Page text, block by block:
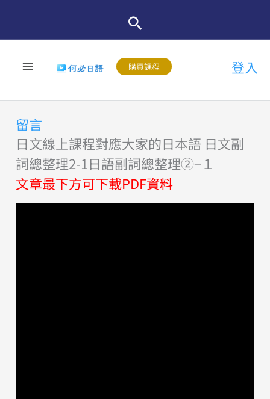
購買課程 登入
留言
日文線上課程對應大家的日本語 日文副
詞總整理2-1日語副詞總整理②−１
文章最下方可下載PDF資料